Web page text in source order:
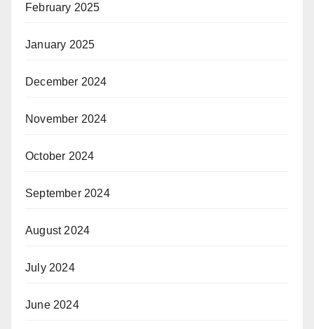
February 2025
January 2025
December 2024
November 2024
October 2024
September 2024
August 2024
July 2024
June 2024